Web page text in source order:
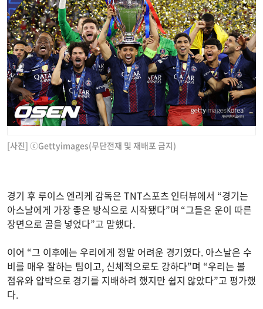
[사진] ⓒGettyimages(무단전재 및 재배포 금지)
경기 후 루이스 엔리케 감독은 TNT스포츠 인터뷰에서 “경기는
아스날에게 가장 좋은 방식으로 시작됐다”며 “그들은 운이 따른
장면으로 골을 넣었다”고 말했다.
이어 “그 이후에는 우리에게 정말 어려운 경기였다. 아스날은 수
비를 매우 잘하는 팀이고, 신체적으로도 강하다”며 “우리는 볼
점유와 압박으로 경기를 지배하려 했지만 쉽지 않았다”고 평가했
다.